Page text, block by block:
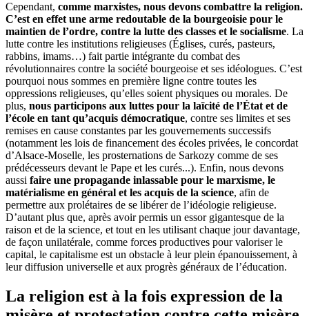
Cependant, comme marxistes, nous devons combattre la religion.
C’est en effet une arme redoutable de la bourgeoisie pour le
maintien de l’ordre, contre la lutte des classes et le socialisme. La
lutte contre les institutions religieuses (Églises, curés, pasteurs,
rabbins, imams…) fait partie intégrante du combat des
révolutionnaires contre la société bourgeoise et ses idéologues. C’est
pourquoi nous sommes en première ligne contre toutes les
oppressions religieuses, qu’elles soient physiques ou morales. De
plus, nous participons aux luttes pour la laïcité de l’État et de
l’école en tant qu’acquis démocratique, contre ses limites et ses
remises en cause constantes par les gouvernements successifs
(notamment les lois de financement des écoles privées, le concordat
d’Alsace-Moselle, les prosternations de Sarkozy comme de ses
prédécesseurs devant le Pape et les curés...). Enfin, nous devons
aussi faire une propagande inlassable pour le marxisme, le
matérialisme en général et les acquis de la science, afin de
permettre aux prolétaires de se libérer de l’idéologie religieuse.
D’autant plus que, après avoir permis un essor gigantesque de la
raison et de la science, et tout en les utilisant chaque jour davantage,
de façon unilatérale, comme forces productives pour valoriser le
capital, le capitalisme est un obstacle à leur plein épanouissement, à
leur diffusion universelle et aux progrès généraux de l’éducation.
La religion est à la fois expression de la